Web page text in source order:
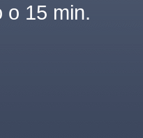
o 15 min.